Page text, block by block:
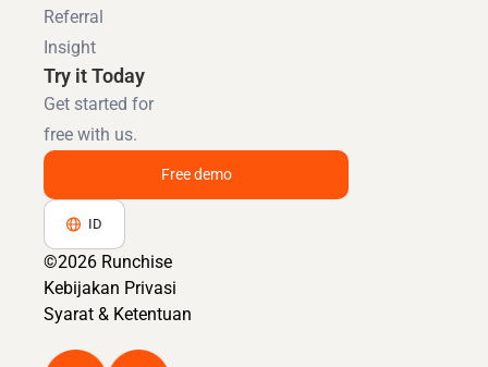
Referral
Insight
Try it Today
Get started for
free with us.
Free demo
ID
©2026 Runchise
Kebijakan Privasi
Syarat & Ketentuan